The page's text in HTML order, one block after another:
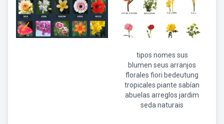
tipos nomes sus
blumen seus arranjos
florales fiori bedeutung
tropicales piante sabían
abuelas arreglos jardim
seda naturais